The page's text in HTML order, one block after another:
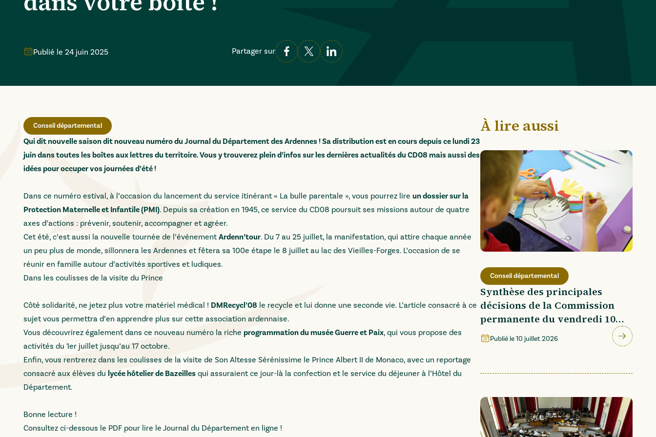
Publié le 24 juin 2025 Partager sur
Conseil départemental
Qui dit nouvelle saison dit nouveau numéro du Journal du Département des Ardennes ! Sa distribution est en cours depuis ce lundi 23
juin dans toutes les boîtes aux lettres du territoire. Vous y trouverez plein d’infos sur les dernières actualités du CD08 mais aussi des
idées pour occuper vos journées d’été !
Dans ce numéro estival, à l’occasion du lancement du service itinérant « La bulle parentale », vous pourrez lire un dossier sur la
Protection Maternelle et Infantile (PMI). Depuis sa création en 1945, ce service du CD08 poursuit ses missions autour de quatre
axes d’actions : prévenir, soutenir, accompagner et agréer.
Cet été, c’est aussi la nouvelle tournée de l’événementArdenn’tour. Du 7 au 25 juillet, la manifestation, qui attire chaque année
un peu plus de monde, sillonnera les Ardennes et fêtera sa 100e étape le 8 juillet au lac des Vieilles-Forges. L’occasion de se
réunir en famille autour d’activités sportives et ludiques.
Dans les coulisses de la visite du Prince
Côté solidarité, ne jetez plus votre matériel médical ! DMRecycl’08 le recycle et lui donne une seconde vie. L’article consacré à ce
sujet vous permettra d’en apprendre plus sur cette association ardennaise.
Vous découvrirez également dans ce nouveau numéro la riche programmation du musée Guerre et Paix, qui vous propose des
activités du 1er juillet jusqu’au 17 octobre.
Enfin, vous rentrerez dans les coulisses de la visite de Son Altesse Sérénissime le Prince Albert II de Monaco, avec un reportage
consacré aux élèves du lycée hôtelier de Bazeilles qui assuraient ce jour-là la confection et le service du déjeuner à l’Hôtel du
Département.
Bonne lecture !
Consultez ci-dessous le PDF pour lire le Journal du Département en ligne !
À lire aussi
Conseil départemental
Synthèse des principales
décisions de la Commission
permanente du vendredi 10
juillet 2026
Publié le10 juillet 2026